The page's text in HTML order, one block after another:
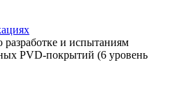
и испытаниям
PVD-покрытий (6 уровень